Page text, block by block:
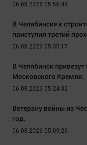
06.08.2026 05:56:49
В Челябинске к
приступил третий
06.08.2026 05:35:17
В Челябинск привезут
Московского Кремля.
06.08.2026 05:24:32
Ветерану войны из
год.
06.08.2026 05:09:26